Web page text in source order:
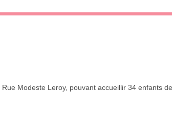
Modeste Leroy, pouvant accueillir 34 enfants